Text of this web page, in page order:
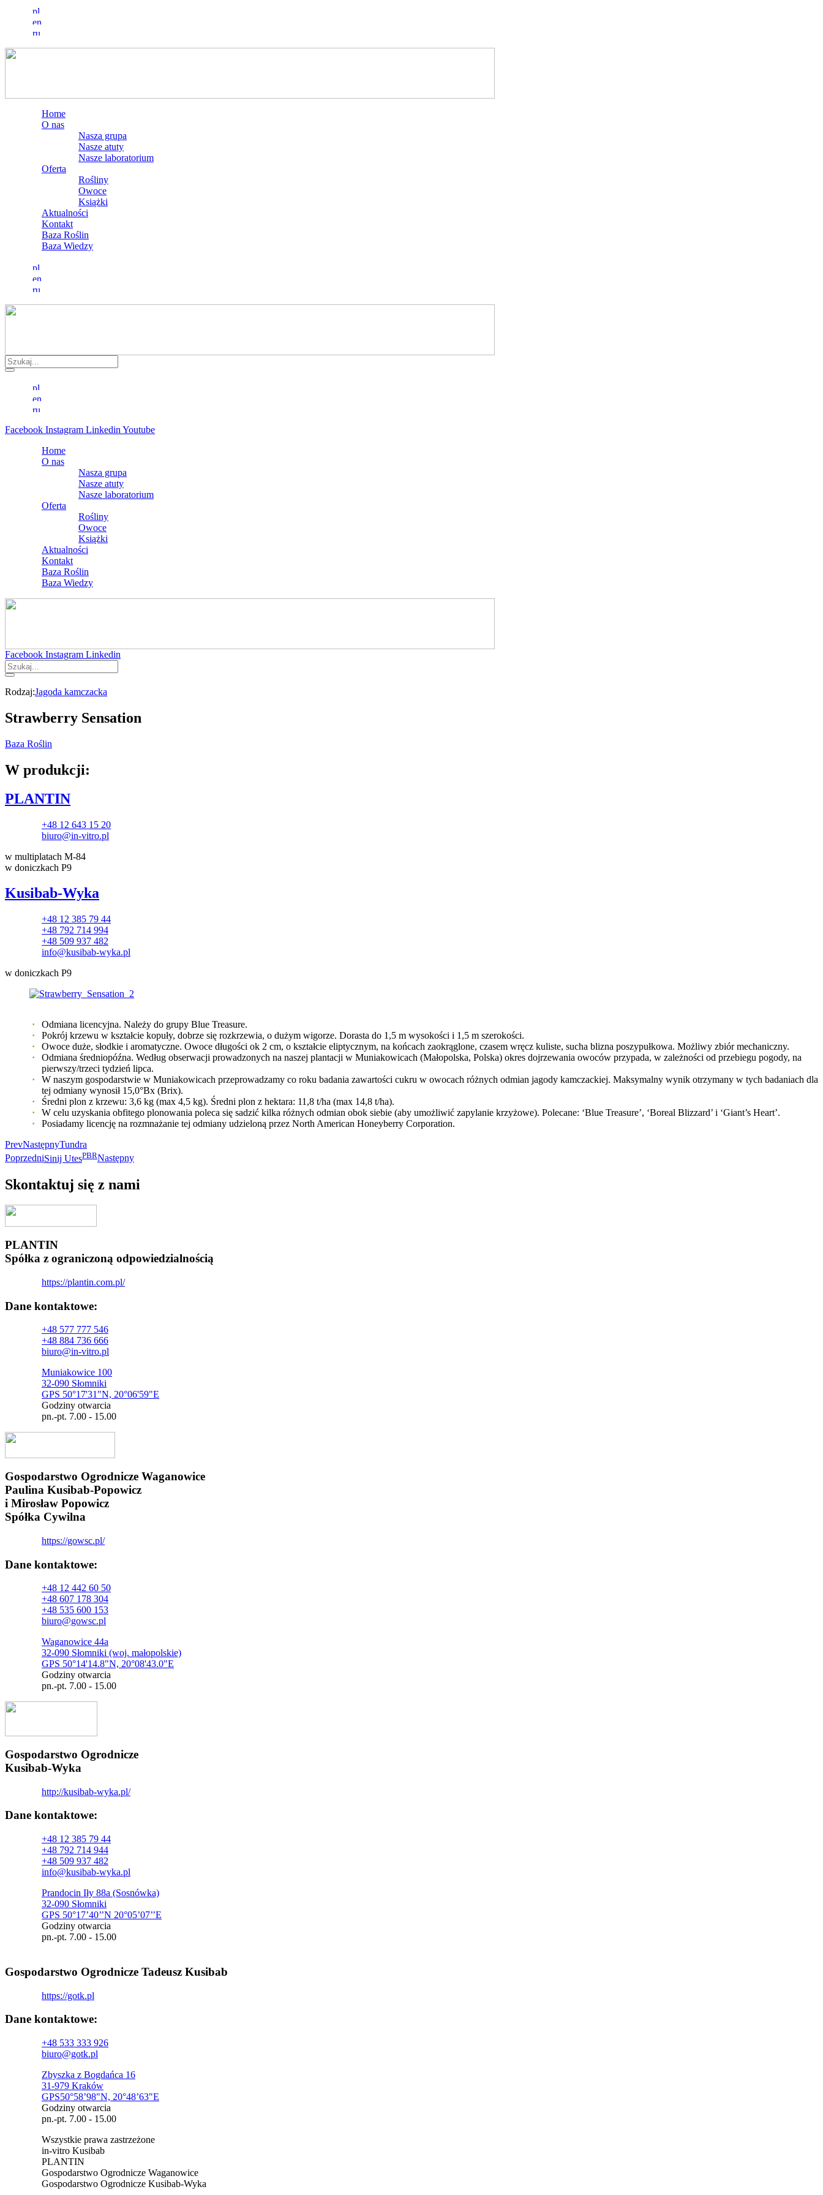
Home
O nas
Nasza grupa
Nasze atuty
Nasze laboratorium
Oferta
Rośliny
Owoce
Książki
Aktualności
Kontakt
Baza Roślin
Baza Wiedzy
Facebook Instagram Linkedin Youtube
Home
O nas
Nasza grupa
Nasze atuty
Nasze laboratorium
Oferta
Rośliny
Owoce
Książki
Aktualności
Kontakt
Baza Roślin
Baza Wiedzy
Facebook Instagram Linkedin
Rodzaj:Jagoda kamczacka
Strawberry Sensation
Baza Roślin
W produkcji:
PLANTIN
+48 12 643 15 20
biuro@in-vitro.pl
w multiplatach M-84
w doniczkach P9
Kusibab-Wyka
+48 12 385 79 44
+48 792 714 994
+48 509 937 482
info@kusibab-wyka.pl
w doniczkach P9
Odmiana licencyjna. Należy do grupy Blue Treasure.
Pokrój krzewu w kształcie kopuły, dobrze się rozkrzewia, o dużym wigorze. Dorasta do 1,5 m wysokości i 1,5 m szerokości.
Owoce duże, słodkie i aromatyczne. Owoce długości ok 2 cm, o kształcie eliptycznym, na końcach zaokrąglone, czasem wręcz kuliste, sucha blizna poszypułkowa. Możliwy zbiór mechaniczny.
Odmiana średniopóźna. Według obserwacji prowadzonych na naszej plantacji w Muniakowicach (Małopolska, Polska) okres dojrzewania owoców przypada, w zależności od przebiegu pogody, na
pierwszy/trzeci tydzień lipca.
W naszym gospodarstwie w Muniakowicach przeprowadzamy co roku badania zawartości cukru w owocach różnych odmian jagody kamczackiej. Maksymalny wynik otrzymany w tych badaniach dla
tej odmiany wynosił 15,0°Bx (Brix).
Średni plon z krzewu: 3,6 kg (max 4,5 kg). Średni plon z hektara: 11,8 t/ha (max 14,8 t/ha).
W celu uzyskania obfitego plonowania poleca się sadzić kilka różnych odmian obok siebie (aby umożliwić zapylanie krzyżowe). Polecane: ‘Blue Treasure’, ‘Boreal Blizzard’ i ‘Giant’s Heart’.
Posiadamy licencję na rozmnażanie tej odmiany udzieloną przez North American Honeyberry Corporation.
PrevNastępnyTundra
PoprzedniSinij UtesPBRNastępny
Skontaktuj się z nami
PLANTIN
Spółka z ograniczoną odpowiedzialnością
https://plantin.com.pl/
Dane kontaktowe:
+48 577 777 546
+48 884 736 666
biuro@in-vitro.pl
Muniakowice 100
32-090 Słomniki
GPS 50°17'31"N, 20°06'59"E
Godziny otwarcia
pn.-pt. 7.00 - 15.00
Gospodarstwo Ogrodnicze Waganowice
Paulina Kusibab-Popowicz
i Mirosław Popowicz
Spółka Cywilna
https://gowsc.pl/
Dane kontaktowe:
+48 12 442 60 50
+48 607 178 304
+48 535 600 153
biuro@gowsc.pl
Waganowice 44a
32-090 Słomniki (woj. małopolskie)
GPS 50°14'14.8"N, 20°08'43.0"E
Godziny otwarcia
pn.-pt. 7.00 - 15.00
Gospodarstwo Ogrodnicze
Kusibab-Wyka
http://kusibab-wyka.pl/
Dane kontaktowe:
+48 12 385 79 44
+48 792 714 944
+48 509 937 482
info@kusibab-wyka.pl
Prandocin Iły 88a (Sosnówka)
32-090 Słomniki
GPS 50°17’40’’N 20°05’07’’E
Godziny otwarcia
pn.-pt. 7.00 - 15.00
Gospodarstwo Ogrodnicze Tadeusz Kusibab
https://gotk.pl
Dane kontaktowe:
+48 533 333 926
biuro@gotk.pl
Zbyszka z Bogdańca 16
31-979 Kraków
GPS50°58’98"N, 20°48’63"E
Godziny otwarcia
pn.-pt. 7.00 - 15.00
Wszystkie prawa zastrzeżone
in-vitro Kusibab
PLANTIN
Gospodarstwo Ogrodnicze Waganowice
Gospodarstwo Ogrodnicze Kusibab-Wyka